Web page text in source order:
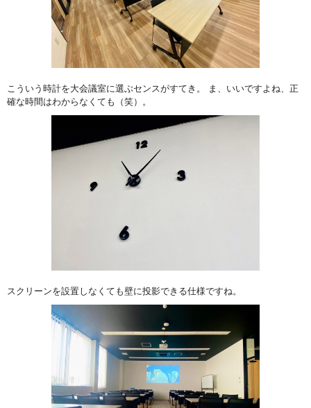
こういう時計を大会議室に選ぶセンスがすてき。 ま、いいですよね、正
確な時間はわからなくても（笑）。
スクリーンを設置しなくても壁に投影できる仕様ですね。